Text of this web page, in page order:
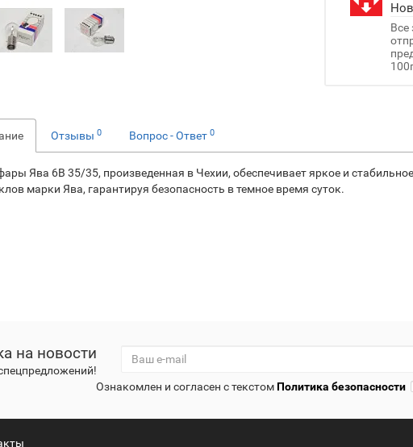
Все
Отзывы 0 Вопрос - Ответ 0
Ява 6В 35/35, произведенная в Чехии, обеспечивает яркое и
марки Ява, гарантируя безопасность в темное время суток.
на новости
Ознакомлен и согласен с текстомПолитика безопасности